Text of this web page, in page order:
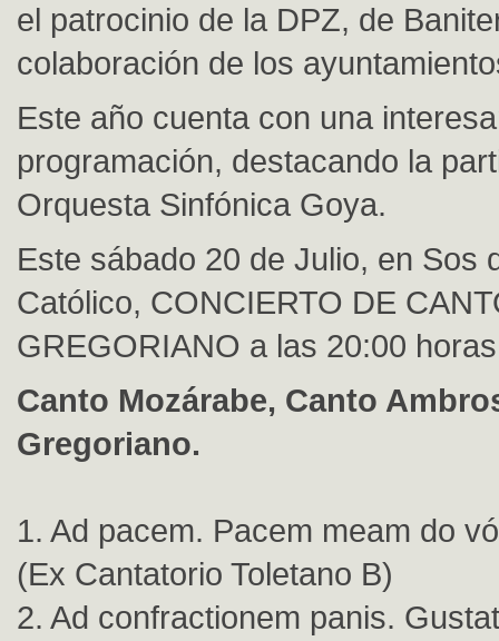
el patrocinio de la DPZ, de
colaboración de los
Este año cuenta con una
programación, destacando la
Orquesta Sinfónica Goya.
Este sábado 20 de Julio, en Sos
Católico, CONCIERTO DE
GREGORIANO a las 20:00 horas
Canto Mozárabe, Canto
Gregoriano.
1. Ad pacem. Pacem meam do
(Ex Cantatorio Toletano B)
2. Ad confractionem panis.